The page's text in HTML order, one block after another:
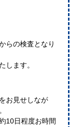
らの検査となり
します。
お見せしなが
10日程度お時間